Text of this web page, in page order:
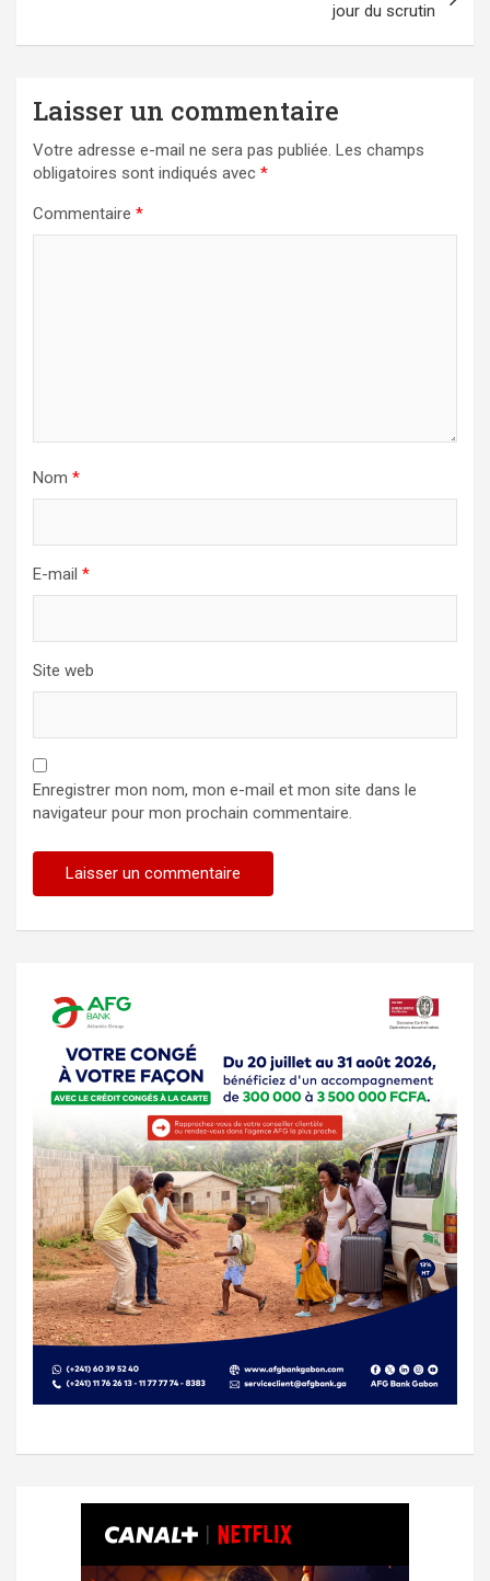
jour du scrutin
Laisser un commentaire
Votre adresse e-mail ne sera pas publiée. Les champs
obligatoires sont indiqués avec *
Commentaire *
Nom *
E-mail *
Site web
Enregistrer mon nom, mon e-mail et mon site dans le
navigateur pour mon prochain commentaire.